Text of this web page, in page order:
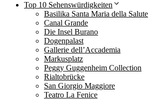
Top 10 Sehenswürdigkeiten
Basilika Santa Maria della Salute
Canal Grande
Die Insel Burano
Dogenpalast
Gallerie dell’Accademia
Markusplatz
Peggy Guggenheim Collection
Rialtobrücke
San Giorgio Maggiore
Teatro La Fenice